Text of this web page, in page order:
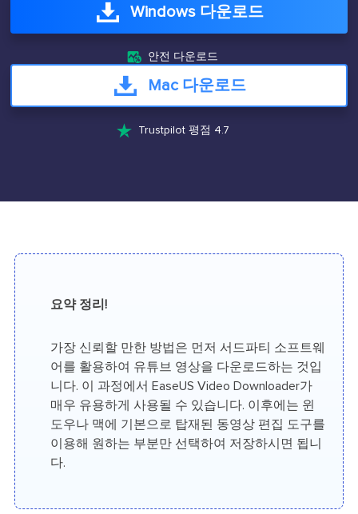
Windows 다운로드
 안전 다운로드
Mac 다운로드
 Trustpilot 평점 4.7
요약 정리!
가장 신뢰할 만한 방법은 먼저 서드파티 소프트웨
어를 활용하여 유튜브 영상을 다운로드하는 것입
니다. 이 과정에서 EaseUS Video Downloader가
매우 유용하게 사용될 수 있습니다. 이후에는 윈
도우나 맥에 기본으로 탑재된 동영상 편집 도구를
이용해 원하는 부분만 선택하여 저장하시면 됩니
다.